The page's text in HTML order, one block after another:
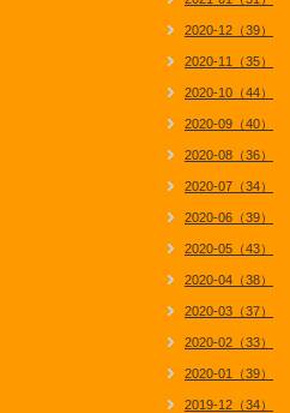
2020-12（39）
2020-11（35）
2020-10（44）
2020-09（40）
2020-08（36）
2020-07（34）
2020-06（39）
2020-05（43）
2020-04（38）
2020-03（37）
2020-02（33）
2020-01（39）
2019-12（34）